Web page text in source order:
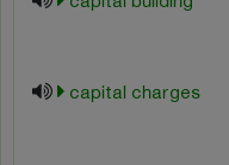
capital charges